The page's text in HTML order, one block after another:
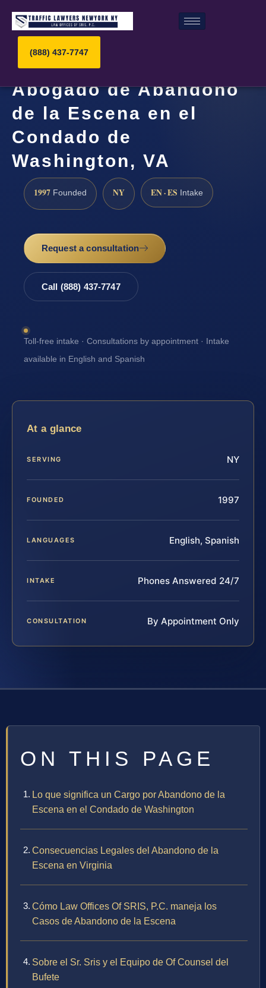
(888) 437-7747
Abogado de Abandono
de la Escena en el
Condado de
Washington, VA
1997 Founded NY EN · ES Intake
Request a consultation
Call (888) 437-7747
Toll-free intake · Consultations by appointment · Intake
available in English and Spanish
At a glance
SERVING NY
FOUNDED 1997
LANGUAGES English, Spanish
INTAKE Phones Answered 24/7
CONSULTATION By Appointment Only
ON THIS PAGE
Lo que significa un Cargo por Abandono de la
Escena en el Condado de Washington
Consecuencias Legales del Abandono de la
Escena en Virginia
Cómo Law Offices Of SRIS, P.C. maneja los
Casos de Abandono de la Escena
Sobre el Sr. Sris y el Equipo de Of Counsel del
Bufete